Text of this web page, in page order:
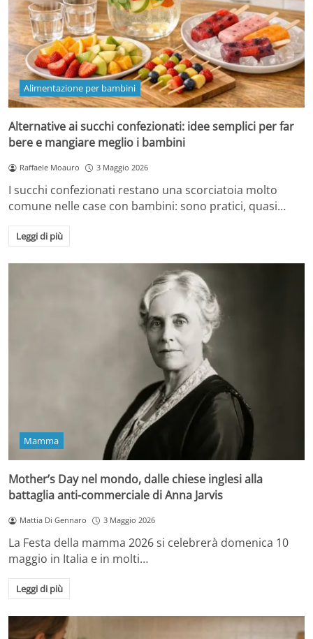
Alimentazione per bambini
Alternative ai succhi confezionati: idee semplici per far
bere e mangiare meglio i bambini
Raffaele Moauro 3 Maggio 2026
I succhi confezionati restano una scorciatoia molto
comune nelle case con bambini: sono pratici, quasi…
Leggi di più
Mamma
Mother’s Day nel mondo, dalle chiese inglesi alla
battaglia anti-commerciale di Anna Jarvis
Mattia Di Gennaro 3 Maggio 2026
La Festa della mamma 2026 si celebrerà domenica 10
maggio in Italia e in molti…
Leggi di più